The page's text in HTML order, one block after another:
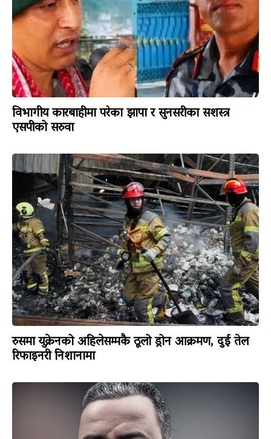
विभागीय कारबाहीमा परेका झापा र सुनसरीका सशस्त्र
एसपीको सरुवा
रुसमा युक्रेनको अहिलेसम्मकै ठूलो ड्रोन आक्रमण, दुई तेल
रिफाइनरी निशानामा